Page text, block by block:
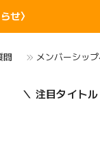
せ〉
問 メンバーシッ
＼ 注目タイト